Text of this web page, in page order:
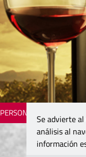
PERSONAJES
Se advierte
análisis al
información